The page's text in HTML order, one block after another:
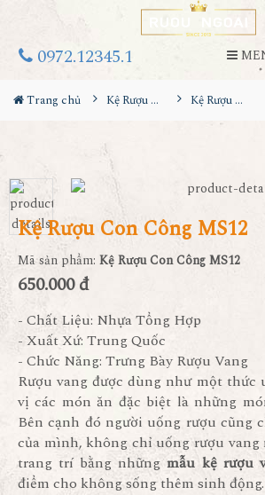
0972.12345.1
Trang chủ Kệ Rượu Siêu Đẹp Kệ Rượu Con Công MS12
Kệ Rượu Con Công MS12
Mã sản phẩm: Kệ Rượu Con Công MS12
650.000 đ
- Chất Liệu: Nhựa Tổng Hợp
- Xuất Xứ: Trung Quốc
- Chức Năng: Trưng Bày Rượu Vang
Rượu vang được dùng như một thức
vị các món ăn đặc biệt là những
Bên cạnh đó người uống rượu cũng
của mình, không chỉ uống rượu vang
trang trí bằng nhữngmẫu kệ rượu
điểm cho không sống thêm sinh động.